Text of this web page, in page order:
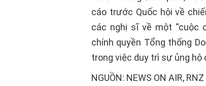
cáo trước Quốc hội về
các nghị sĩ về một “cuộc
chính quyền Tổng thống
trong việc duy trì sự ủng hộ
NGUỒN: NEWS ON AIR, RNZ